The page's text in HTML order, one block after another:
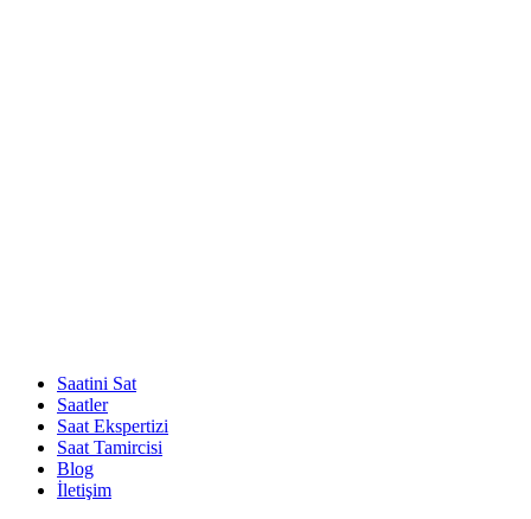
Saatini Sat
Saatler
Saat Ekspertizi
Saat Tamircisi
Blog
İletişim